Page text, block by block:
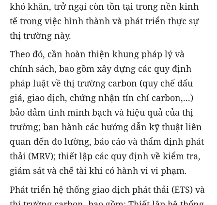
khó khăn, trở ngại còn tồn tại trong nền kinh
tế trong việc hình thành và phát triển thực sự
thị trường này.
Theo đó, cần hoàn thiện khung pháp lý và
chính sách, bao gồm xây dựng các quy định
pháp luật về thị trường carbon (quy chế đấu
giá, giao dịch, chứng nhận tín chỉ carbon,...)
bảo đảm tính minh bạch và hiệu quả của thị
trường; ban hành các hướng dẫn kỹ thuật liên
quan đến đo lường, báo cáo và thẩm định phát
thải (MRV); thiết lập các quy định về kiểm tra,
giám sát và chế tài khi có hành vi vi phạm.
Phát triển hệ thống giao dịch phát thải (ETS) và